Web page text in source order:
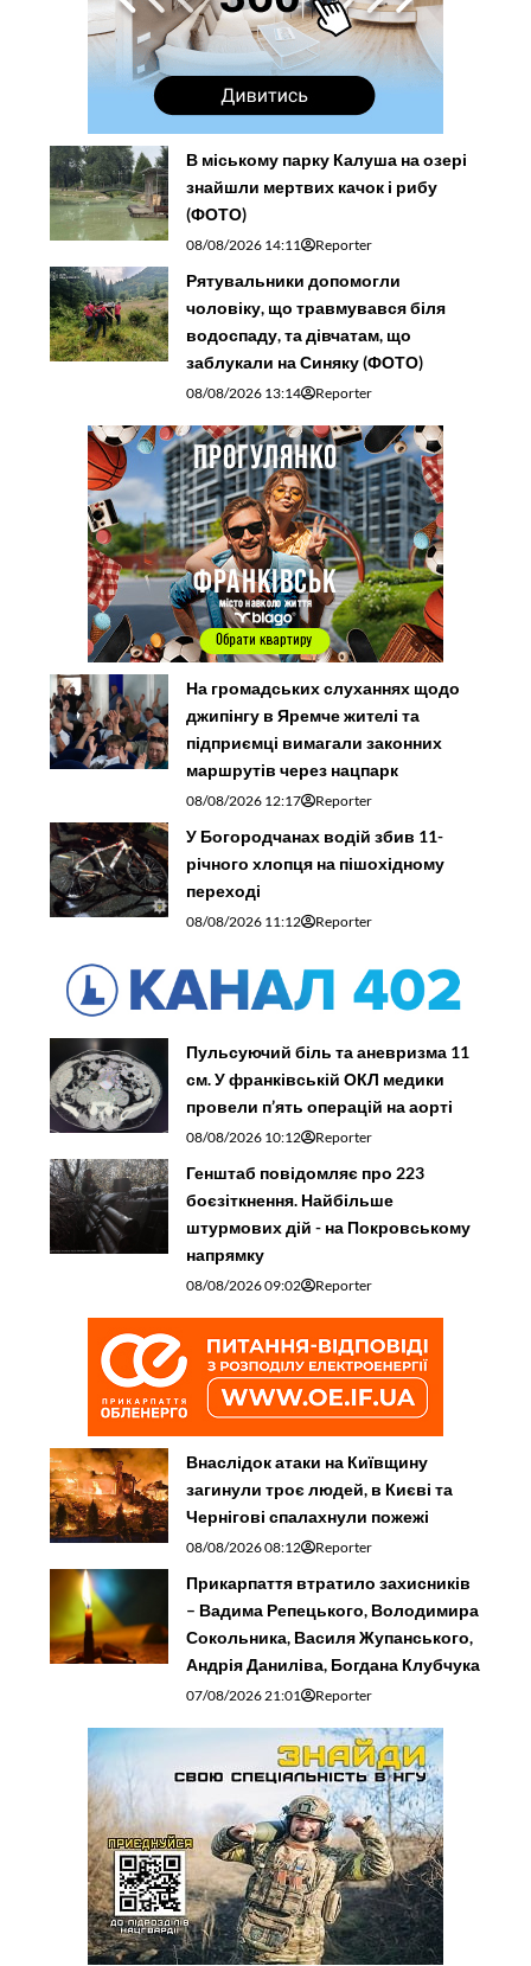
В міському парку Калуша на озері
знайшли мертвих качок і рибу
(ФОТО)
08/08/2026 14:11 Reporter
Рятувальники допомогли
чоловіку, що травмувався біля
водоспаду, та дівчатам, що
заблукали на Синяку (ФОТО)
08/08/2026 13:14 Reporter
На громадських слуханнях щодо
джипінгу в Яремче житeлі та
підприємці вимагали законних
маршрутів через нацпарк
08/08/2026 12:17 Reporter
У Богородчанах водій збив 11-
річного хлопця на пішохідному
переході
08/08/2026 11:12 Reporter
Пульсуючий біль та аневризма 11
см. У франківській ОКЛ медики
провели п’ять операцій на аорті
08/08/2026 10:12 Reporter
Генштаб повідомляє про 223
боєзіткнення. Найбільше
штурмових дій - на Покровському
напрямку
08/08/2026 09:02 Reporter
Внаслідок атаки на Київщину
загинули троє людей, в Києві та
Чернігові спалахнули пожежі
08/08/2026 08:12 Reporter
Прикарпаття втратило захисників
– Вадима Репецького, Володимира
Сокольника, Василя Жупанського,
Андрія Даниліва, Богдана Клубчука
07/08/2026 21:01 Reporter